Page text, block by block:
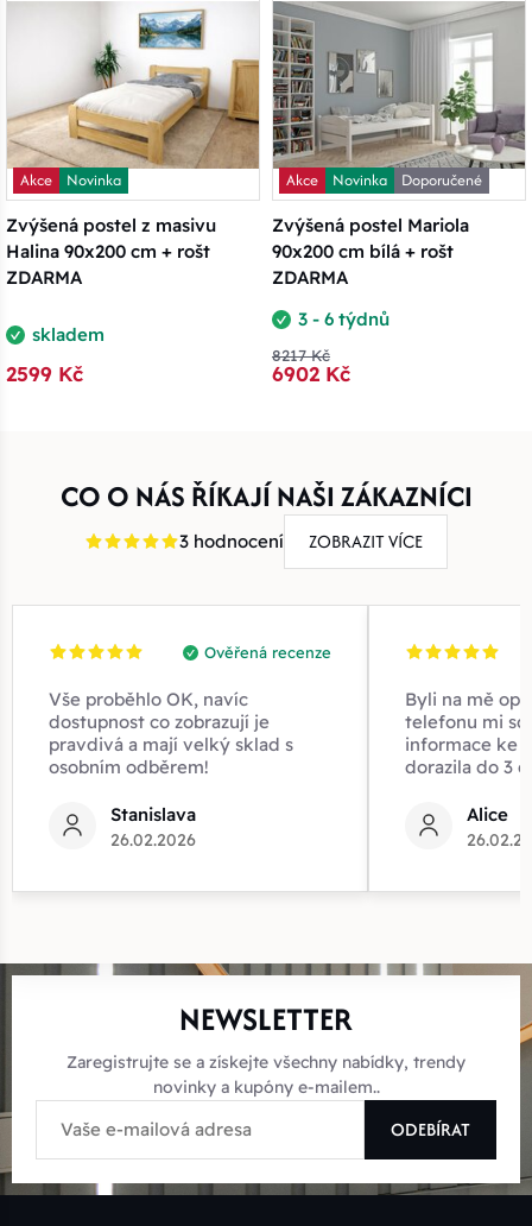
Akce
Novinka
Zvýšená postel z masivu
Halina 90x200 cm + rošt
ZDARMA
skladem
2599 Kč
Akce Novinka
Doporučené
Zvýšená postel Mariola
90x200 cm bílá + rošt
ZDARMA
3 - 6 týdnů
8217 Kč
6902 Kč
CO O NÁS ŘÍKAJÍ NAŠI ZÁKAZNÍCI
3 hodnocení ZOBRAZIT VÍCE
Ověřená recenze
Vše proběhlo OK, navíc
dostupnost co zobrazují je
pravdivá a mají velký sklad s
osobním odběrem!
Stanislava
26.02.2026
Byli na mě
telefonu mi
informace ke
dorazila do 3
Alice
NEWSLETTER
Zaregistrujte se a získejte všechny nabídky, trendy
novinky a kupóny e-mailem..
ODEBÍRAT